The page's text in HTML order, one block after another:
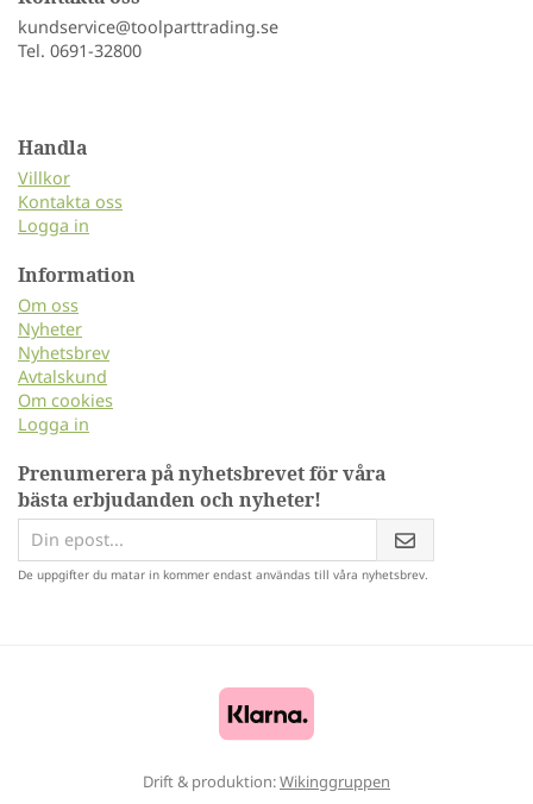
kundservice@toolparttrading.se
Tel. 0691-32800
Handla
Villkor
Kontakta oss
Logga in
Information
Om oss
Nyheter
Nyhetsbrev
Avtalskund
Om cookies
Logga in
Prenumerera på nyhetsbrevet för våra
bästa erbjudanden och nyheter!
De uppgifter du matar in kommer endast användas till våra nyhetsbrev.
Drift & produktion:Wikinggruppen